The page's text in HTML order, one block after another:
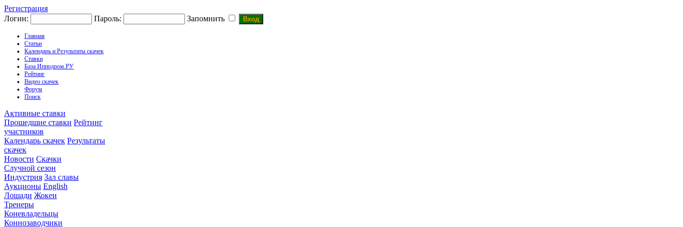
Регистрация
Логин:
Пароль: Запомнить
Главная
Статьи
Календарь и Результаты скачек
Ставки
База Ипподром.РУ
Рейтинг
Видео скачек
Форум
Поиск
Активные ставки
Прошедшие ставки Рейтинг
участников
Календарь скачек Результаты
скачек
Новости Скачки
Случной сезон
Индустрия Зал славы
Аукционы English
Лошади Жокеи
Тренеры
Коневладельцы
Коннозаводчики